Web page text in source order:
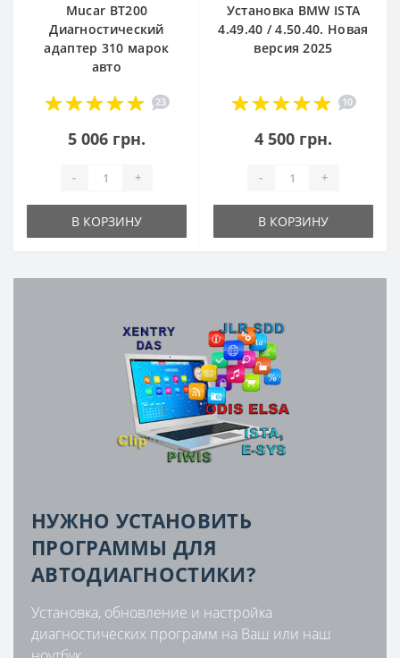
Mucar BT200
Диагностический
адаптер 310 марок
авто
23
5 006 грн.
- +
В КОРЗИНУ
Установка BMW ISTA
4.49.40 / 4.50.40. Новая
версия 2025
10
4 500 грн.
- +
В КОРЗИНУ
НУЖНО УСТАНОВИТЬ
ПРОГРАММЫ ДЛЯ
АВТОДИАГНОСТИКИ?
Установка, обновление и настройка
диагностических программ на Ваш или наш